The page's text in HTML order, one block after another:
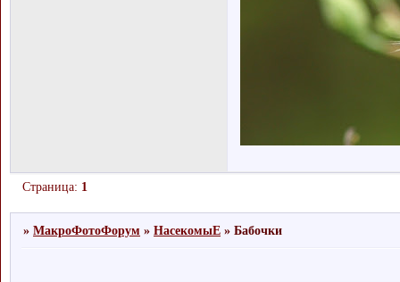
Страница: 1
»МакроФотоФорум »НасекомыЕ »Бабочки